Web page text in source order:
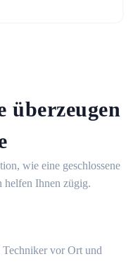
überzeugen
wie eine geschlossene
helfen Ihnen zügig.
vor Ort und